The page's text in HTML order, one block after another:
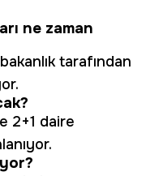
ne zaman
tarafından
2+1 daire